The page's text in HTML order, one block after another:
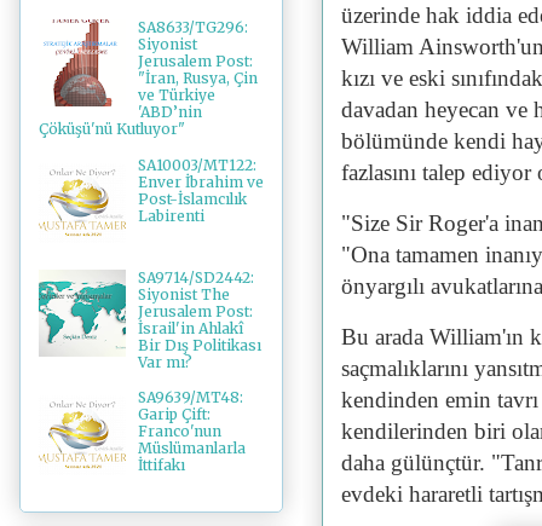
üzerinde hak iddia
William Ainsworth'un
kızı ve eski
davadan heyecan ve
bölümünde kendi
fazlasını talep
"Size Sir Roger'a
"Ona tamamen
önyargılı
Bu arada William'ın
saçmalıklarını
kendinden emin
kendilerinden biri
daha gülünçtür.
evdeki hararetli
SA8633/TG296:
Siyonist
Jerusalem Post:
"İran, Rusya, Çin
ve Türkiye
'ABD’nin
Çöküşü'nü Kutluyor"
SA10003/MT122:
Enver İbrahim ve
Post-İslamcılık
Labirenti
SA9714/SD2442:
Siyonist The
Jerusalem Post:
İsrail'in Ahlakî
Bir Dış Politikası
Var mı?
SA9639/MT48:
Garip Çift:
Franco'nun
Müslümanlarla
İttifakı